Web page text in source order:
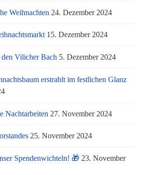
Weihnachten 24. Dezember 2024
15. Dezember 2024
Vilicher Bach 5. Dezember 2024
erstrahlt im festlichen Glanz
Nachtarbeiten 27. November 2024
25. November 2024
Spendenwichteln! 🎁 23. November